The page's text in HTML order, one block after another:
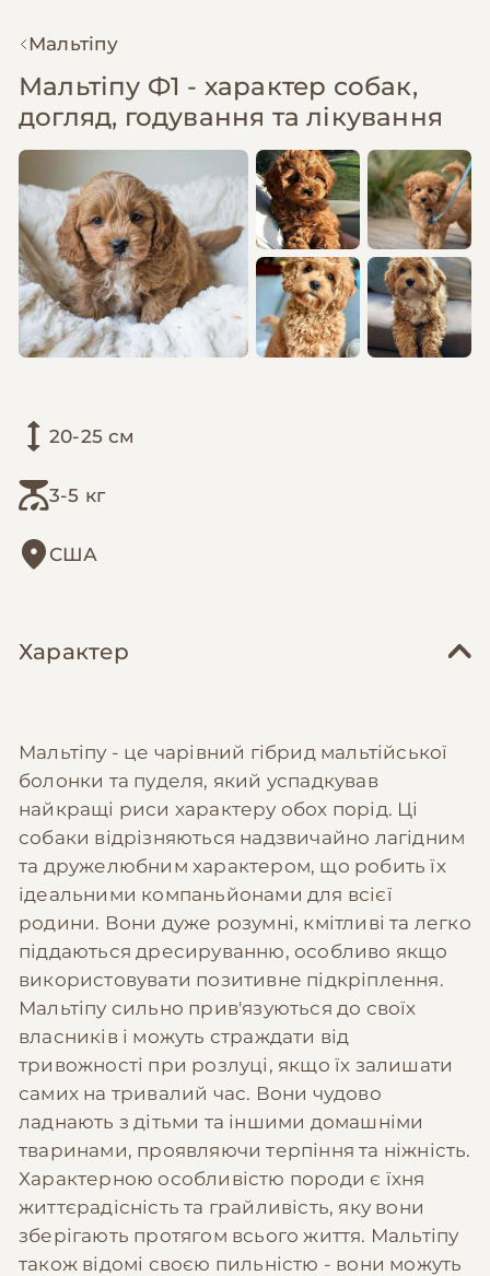
Мальтіпу
Мальтіпу Ф1 - характер собак,
догляд, годування та лікування
20-25 см
3-5 кг
США
Характер
Мальтіпу - це чарівний гібрид мальтійської
болонки та пуделя, який успадкував
найкращі риси характеру обох порід. Ці
собаки відрізняються надзвичайно лагідним
та дружелюбним характером, що робить їх
ідеальними компаньйонами для всієї
родини. Вони дуже розумні, кмітливі та легко
піддаються дресируванню, особливо якщо
використовувати позитивне підкріплення.
Мальтіпу сильно прив'язуються до своїх
власників і можуть страждати від
тривожності при розлуці, якщо їх залишати
самих на тривалий час. Вони чудово
ладнають з дітьми та іншими домашніми
тваринами, проявляючи терпіння та ніжність.
Характерною особливістю породи є їхня
життєрадісність та грайливість, яку вони
зберігають протягом всього життя. Мальтіпу
також відомі своєю пильністю - вони можуть